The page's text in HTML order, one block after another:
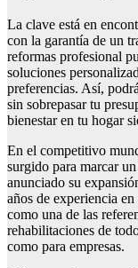
La clave está en
con la garantía de un
reformas profesional
soluciones
preferencias. Así,
sin sobrepasar tu
bienestar en tu hogar
En el competitivo
surgido para marcar
anunciado su
años de experiencia
como una de las
rehabilitaciones de
como para empresas.